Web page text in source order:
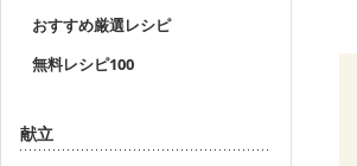
おすすめ厳選レシピ
無料レシピ100
献立